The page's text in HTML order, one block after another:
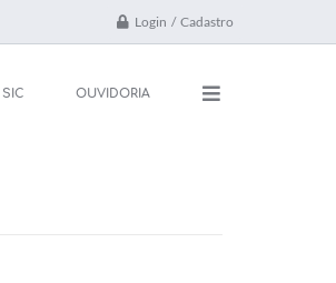
Login / Cadastro
SIC OUVIDORIA